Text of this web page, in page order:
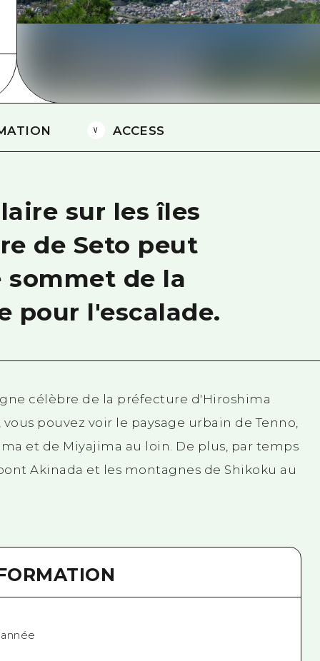
Est de Yamaguchi
ACCESS
sur les îles
de Seto peut
de la
pour l'escalade.
célèbre de la préfecture d'Hiroshima
pouvez voir le paysage urbain de Tenno,
et de Miyajima au loin. De plus, par temps
Akinada et les montagnes de Shikoku au